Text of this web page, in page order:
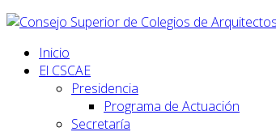
Inicio
El CSCAE
Presidencia
Programa de Actuación
Secretaría